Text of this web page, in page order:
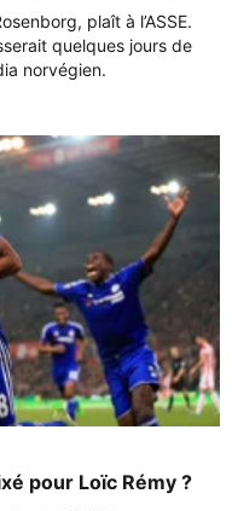
plaît à l’ASSE.
quelques jours de
norvégien.
pour Loïc Rémy ?